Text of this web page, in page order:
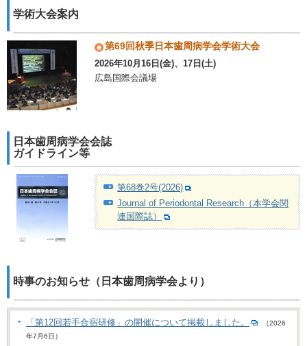
学術大会案内
第69回秋季日本歯周病学会学術大会
2026年10月16日(金)、17日(土)
広島国際会議場
日本歯周病学会会誌
ガイドライン等
第68巻2号(2026)
Journal of Periodontal Research（本学会関
連国際誌）
時事のお知らせ（日本歯周病学会より）
「第12回若手合宿研修」の開催について掲載しました。
（2026
年7月6日）